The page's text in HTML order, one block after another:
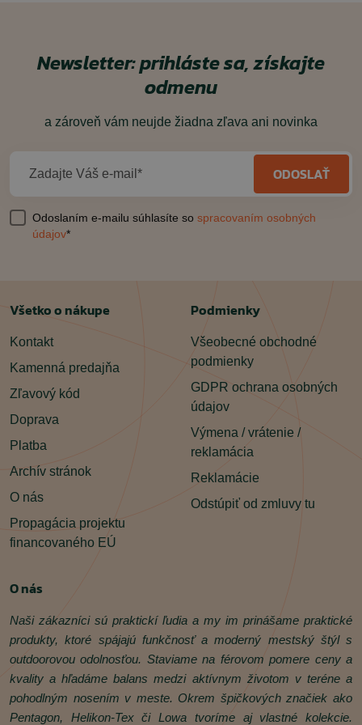
Newsletter: prihláste sa, získajte
odmenu
a zároveň vám neujde žiadna zľava ani novinka
Zadajte Váš e-mail* ODOSLAŤ
Odoslaním e-mailu súhlasíte so spracovaním osobných
údajov*
Všetko o nákupe
Kontakt
Kamenná predajňa
Zľavový kód
Doprava
Platba
Archív stránok
O nás
Propagácia projektu
financovaného EÚ
Podmienky
Všeobecné obchodné
podmienky
GDPR ochrana osobných
údajov
Výmena / vrátenie /
reklamácia
Reklamácie
Odstúpiť od zmluvy tu
O nás
Naši zákazníci sú praktickí ľudia a my im prinášame praktické
produkty, ktoré spájajú funkčnosť a moderný mestský štýl s
outdoorovou odolnosťou. Staviame na férovom pomere ceny a
kvality a hľadáme balans medzi aktívnym životom v teréne a
pohodlným nosením v meste. Okrem špičkových značiek ako
Pentagon, Helikon‑Tex či Lowa tvoríme aj vlastné kolekcie.